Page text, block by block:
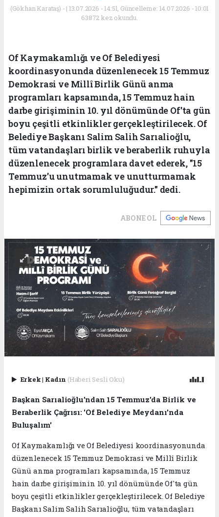
(Gökhan Karataş) - | 13.07.2026 - 14:51, Güncelleme: 14.07.2026 - 10:01
63872 kez okundu.
Of Kaymakamlığı ve Of Belediyesi
koordinasyonunda düzenlenecek 15 Temmuz
Demokrasi ve Millî Birlik Günü anma
programları kapsamında, 15 Temmuz hain
darbe girişiminin 10. yıl dönümünde Of'ta gün
boyu çeşitli etkinlikler gerçekleştirilecek. Of
Belediye Başkanı Salim Salih Sarıalioğlu,
tüm vatandaşları birlik ve beraberlik ruhuyla
düzenlenecek programlara davet ederek, "15
Temmuz'u unutmamak ve unutturmamak
hepimizin ortak sorumluluğudur." dedi.
ABONE OL
Erkek| Kadın (Haberi Sesli Oku)
Başkan Sarıalioğlu'ndan 15 Temmuz'da Birlik ve
Beraberlik Çağrısı: 'Of Belediye Meydanı'nda
Buluşalım'
Of Kaymakamlığı ve Of Belediyesi koordinasyonunda
düzenlenecek 15 Temmuz Demokrasi ve Millî Birlik
Günü anma programları kapsamında, 15 Temmuz
hain darbe girişiminin 10. yıl dönümünde Of'ta gün
boyu çeşitli etkinlikler gerçekleştirilecek. Of Belediye
Başkanı Salim Salih Sarıalioğlu, tüm vatandaşları